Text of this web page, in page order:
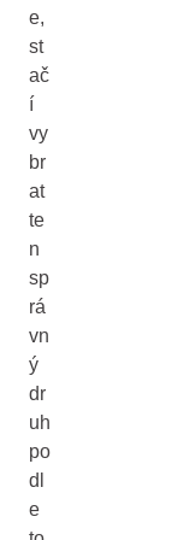
e,
st
ač
í
vy
br
at
te
n
sp
rá
vn
ý
dr
uh
po
dl
e